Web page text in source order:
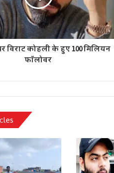
विराट कोहली के हुए 100 मिलियन
फॉलोवर